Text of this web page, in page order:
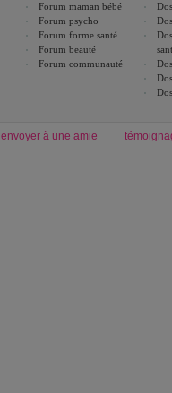
Forum maman bébé
Forum psycho
Forum forme santé
Forum beauté
Forum communauté
envoyer à une amie